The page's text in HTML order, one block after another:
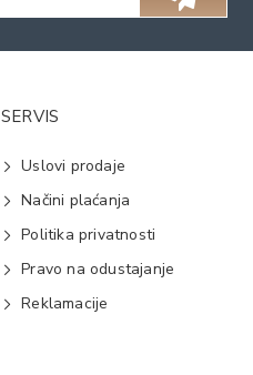
SERVIS
Uslovi prodaje
Načini plaćanja
Politika privatnosti
Pravo na odustajanje
Reklamacije